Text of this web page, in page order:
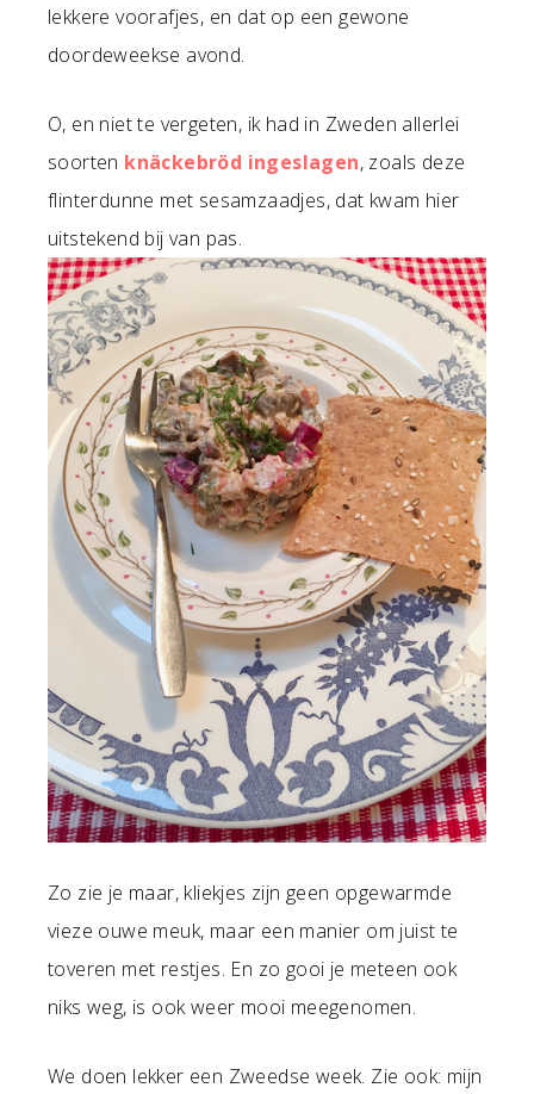
lekkere voorafjes, en dat op een gewone
doordeweekse avond.
O, en niet te vergeten, ik had in Zweden allerlei
soorten knäckebröd ingeslagen, zoals deze
flinterdunne met sesamzaadjes, dat kwam hier
uitstekend bij van pas.
Zo zie je maar, kliekjes zijn geen opgewarmde
vieze ouwe meuk, maar een manier om juist te
toveren met restjes. En zo gooi je meteen ook
niks weg, is ook weer mooi meegenomen.
We doen lekker een Zweedse week. Zie ook: mijn